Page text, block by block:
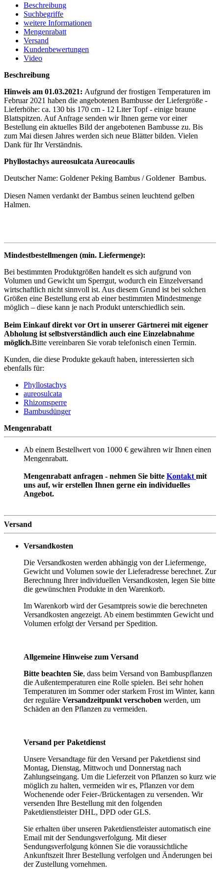
Beschreibung
Suchbegriffe
weitere Informationen
Mengenrabatt
Versand
Kundenbewertungen
Video
Beschreibung
Hinweis am 01.03.2021: Aufgrund der frostigen Temperaturen im
Februar 2021 haben die angebotenen Bambusse der Liefergröße -
Lieferhöhe: ca. 130 bis 170 cm - 12 Liter Topf - einige braune
Blattspitzen. Auf Anfrage senden wir Ihnen gerne vor einer
Bestellung ein aktuelles Bild der angebotenen Bambusse zu. Bis
zum Mai diesen Jahres werden sich neue Blätter bilden. Vielen
Dank für Ihr Verständnis.
Phyllostachys aureosulcata Aureocaulis
Deutscher Name: Goldener Peking Bambus / Goldener Bambus.
Diesen Namen verdankt der Bambus seinen leuchtend gelben
Halmen.
Mindestbestellmengen (min. Liefermenge):
Bei bestimmten Produktgrößen handelt es sich aufgrund von
Volumen und Gewicht um Sperrgut, wodurch ein Einzelversand
wirtschaftlich nicht sinnvoll ist. Aus diesem Grund ist bei solchen
Größen eine Bestellung erst ab einer bestimmten Mindestmenge
möglich – diese kann je nach Produkt unterschiedlich sein.
Beim Einkauf direkt vor Ort in unserer Gärtnerei mit eigener
Abholung ist selbstverständlich auch eine Einzelabnahme
möglich.Bitte vereinbaren Sie vorab telefonisch einen Termin.
Kunden, die diese Produkte gekauft haben, interessierten sich
ebenfalls für:
Phyllostachys
aureosulcata
Rhizomsperre
Bambusdünger
Mengenrabatt
Ab einem Bestellwert von 1000 € gewähren wir Ihnen einen
Mengenrabatt.
Mengenrabatt anfragen - nehmen Sie bitte Kontakt mit
uns auf, wir erstellen Ihnen gerne ein individuelles
Angebot.
Versand
Versandkosten
Die Versandkosten werden abhängig von der Liefermenge,
Gewicht und Volumen sowie der Lieferadresse berechnet. Zur
Berechnung Ihrer individuellen Versandkosten, legen Sie bitte
die gewünschten Produkte in den Warenkorb.
Im Warenkorb wird der Gesamtpreis sowie die berechneten
Versandkosten angezeigt. Ab einem bestimmten Gewicht und
Volumen erfolgt der Versand per Spedition.
Allgemeine Hinweise zum Versand
Bitte beachten Sie, dass beim Versand von Bambuspflanzen
die Außentemperaturen eine Rolle spielen. Bei sehr hohen
Temperaturen im Sommer oder starkem Frost im Winter, kann
der reguläre Versandzeitpunkt verschoben werden, um
Schäden an den Pflanzen zu vermeiden.
Versand per Paketdienst
Unsere Versandtage für den Versand per Paketdienst sind
Montag, Dienstag, Mittwoch und Donnerstag nach
Zahlungseingang. Um die Lieferzeit von Pflanzen so kurz wie
möglich zu halten, vermeiden wir es, Pflanzen vor dem
Wochenende oder Feier-/Brückentagen zu versenden. Wir
versenden Ihre Bestellung mit den folgenden
Paketdienstleister DHL, DPD oder GLS.
Sie erhalten über unseren Paketdienstleister automatisch eine
Email mit der Sendungsverfolgung. Mit dieser
Sendungsverfolgung können Sie die voraussichtliche
Ankunftszeit Ihrer Bestellung verfolgen und Änderungen bei
der Zustellung vornehmen.